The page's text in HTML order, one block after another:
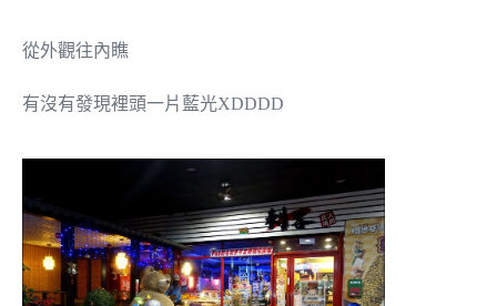
從外觀往內瞧
有沒有發現裡頭一片藍光XDDDD